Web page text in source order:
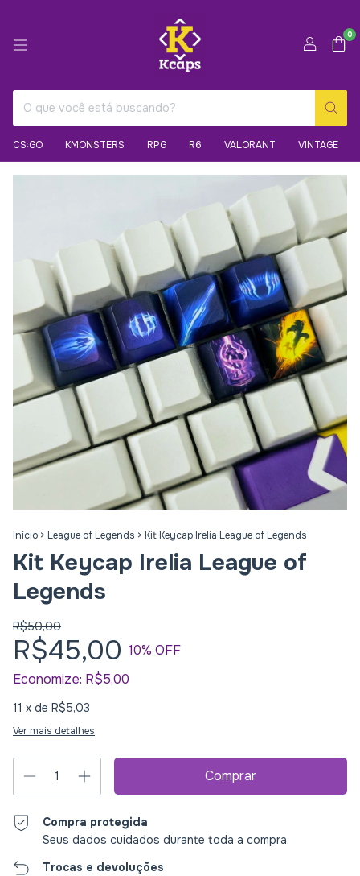
0
CS:GO KMONSTERS RPG R6 VALORANT VINTAGE
Início > League of Legends > Kit Keycap Irelia League of Legends
Kit Keycap Irelia League of
Legends
R$50,00
R$45,00 10% OFF
Economize: R$5,00
11 x de R$5,03
Ver mais detalhes
Compra protegida
Seus dados cuidados durante toda a compra.
Trocas e devoluções